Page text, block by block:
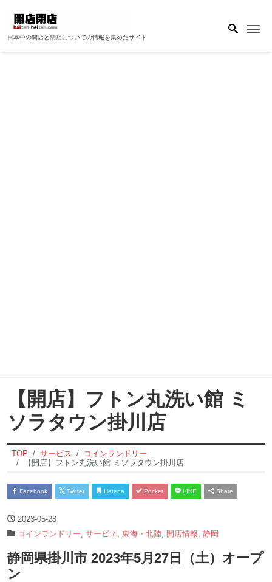
日本中の開店と閉店についての情報を集めたサイト
【開店】フトン丸洗い館 ミ
ソラタウン掛川店
TOP サービス
コインランドリー
【開店】フトン丸洗い館 ミソラタウン掛川店
Facebook Twitter Hatena Pocket LINE Share
2023-05-28
コインランドリー サービス 東海・北陸 開店情報 静岡
静岡県掛川市 2023年5月27日（土）オープ
ン